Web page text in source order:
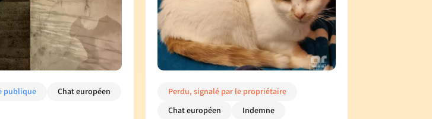
publique
Chat européen
Perdu, signalé par le propriétaire
Chat européen
Indemne